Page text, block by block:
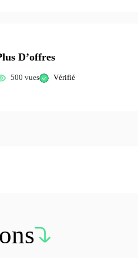
D’offres
500 vues Vérifié